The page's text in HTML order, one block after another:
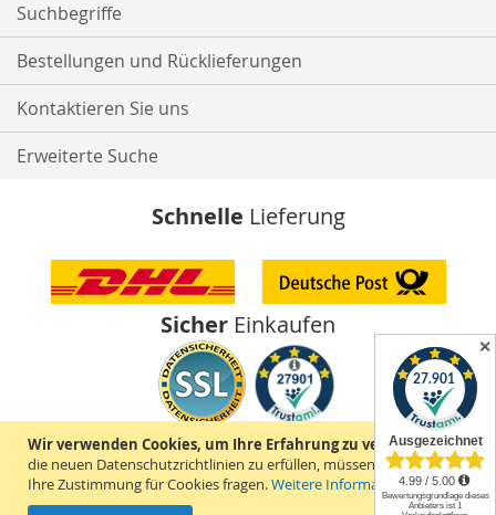
Wir verwenden Cookies, um Ihre Erfahrung zu verbessern.Um
die neuen Datenschutzrichtlinien zu erfüllen, müssen wir Sie um
Ihre Zustimmung für Cookies fragen.Weitere Informationen
Suchbegriffe
Bestellungen und Rücklieferungen
Kontaktieren Sie uns
Erweiterte Suche
Schnelle Lieferung
Sicher Einkaufen
Durchschnittliche Bewertung von Griffhaus.com bei Trustami:4.99 / 5.00mit
27.901Bewertungen
| Bewertungsgrundlage des Anbieters: 1 Verkaufsplattform
✕